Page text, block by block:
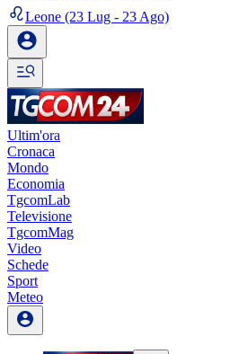
Leone (23 Lug - 23 Ago)
Ultim'ora
Cronaca
Mondo
Economia
TgcomLab
Televisione
TgcomMag
Video
Schede
Sport
Meteo